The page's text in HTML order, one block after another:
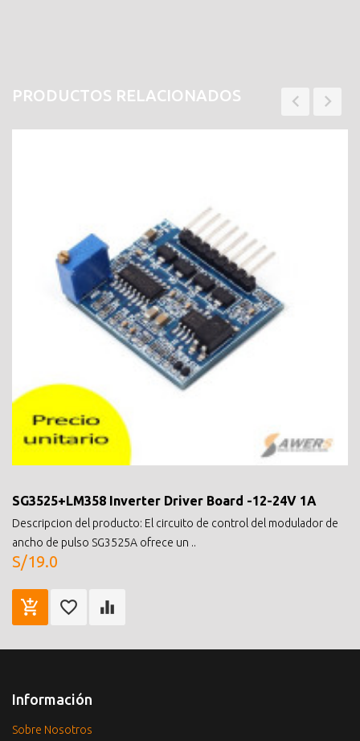
PRODUCTOS RELACIONADOS
SG3525+LM358 Inverter Driver Board -12-24V 1A
Descripcion del producto: El circuito de control del modulador de
ancho de pulso SG3525A ofrece un ..
S/19.0
Información
Sobre Nosotros